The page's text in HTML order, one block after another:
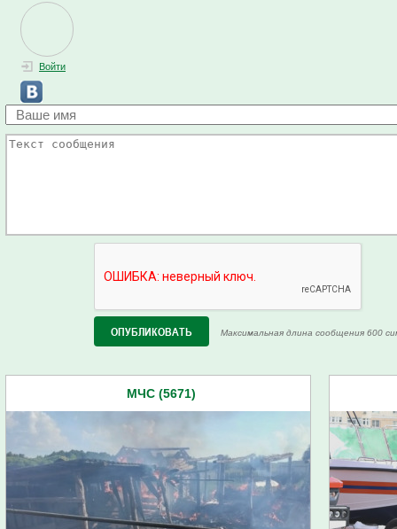
Войти
Максимальная длина сообщения 600
МЧС (5671)